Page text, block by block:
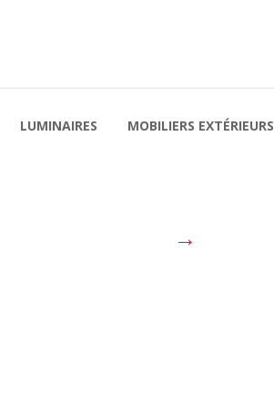
LUMINAIRES MOBILIERS EXTÉRIEURS
→